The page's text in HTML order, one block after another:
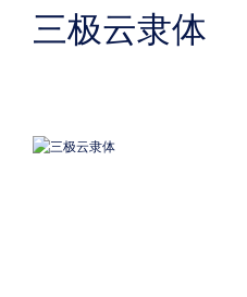
免费下载 收费下载
三极云隶体